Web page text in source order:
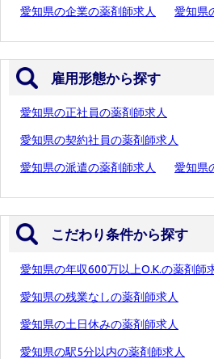
愛知県の企業の薬剤師求人 愛知県
雇用形態から探す
愛知県の正社員の薬剤師求人
愛知県の契約社員の薬剤師求人
愛知県の派遣の薬剤師求人 愛知県
こだわり条件から探す
愛知県の年収600万以上O.K.の薬剤師
愛知県の残業なしの薬剤師求人
愛知県の土日休みの薬剤師求人
愛知県の駅5分以内の薬剤師求人